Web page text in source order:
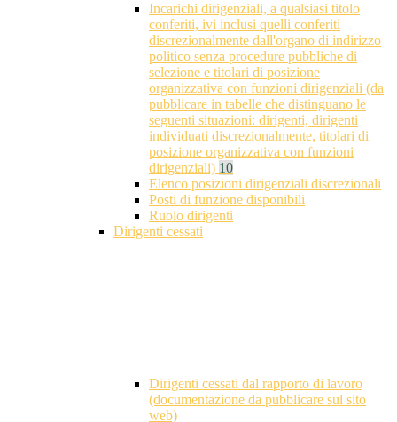
Incarichi dirigenziali, a qualsiasi titolo
conferiti, ivi inclusi quelli conferiti
discrezionalmente dall'organo di indirizzo
politico senza procedure pubbliche di
selezione e titolari di posizione
organizzativa con funzioni dirigenziali (da
pubblicare in tabelle che distinguano le
seguenti situazioni: dirigenti, dirigenti
individuati discrezionalmente, titolari di
posizione organizzativa con funzioni
dirigenziali) 10
Elenco posizioni dirigenziali discrezionali
Posti di funzione disponibili
Ruolo dirigenti
Dirigenti cessati
Dirigenti cessati dal rapporto di lavoro
(documentazione da pubblicare sul sito
web)